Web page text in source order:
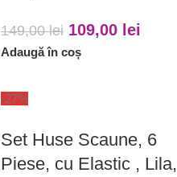
149,00lei 109,00 lei
Adaugă în coș
-27%
Set Huse Scaune, 6
Piese, cu Elastic , Lila,